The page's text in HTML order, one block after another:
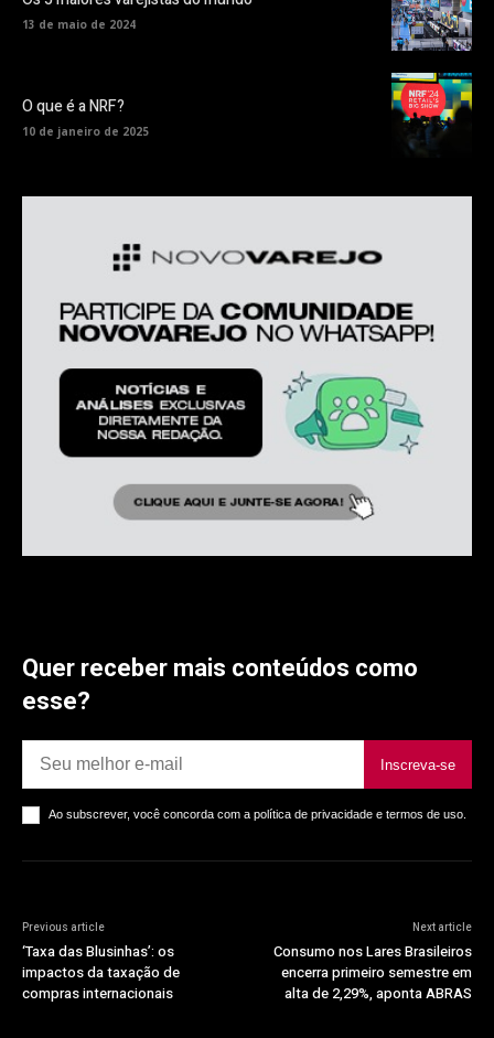
13 de maio de 2024
O que é a NRF?
10 de janeiro de 2025
Quer receber mais conteúdos como
esse?
Inscreva-se
Ao subscrever, você concorda com a política de privacidade e termos de uso.
Previous article
‘Taxa das Blusinhas’: os
impactos da taxação de
compras internacionais
Next article
Consumo nos Lares Brasileiros
encerra primeiro semestre em
alta de 2,29%, aponta ABRAS